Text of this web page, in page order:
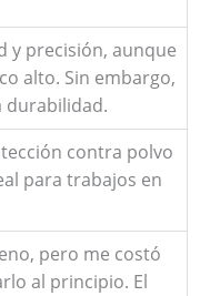
y precisión, aunque
alto. Sin embargo,
durabilidad.
contra polvo
para trabajos en
pero me costó
al principio. El